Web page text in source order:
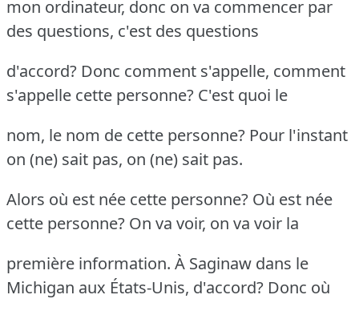
mon ordinateur, donc on va commencer par
des questions, c'est des questions
d'accord? Donc comment s'appelle, comment
s'appelle cette personne? C'est quoi le
nom, le nom de cette personne? Pour l'instant
on (ne) sait pas, on (ne) sait pas.
Alors où est née cette personne? Où est née
cette personne? On va voir, on va voir la
première information. À Saginaw dans le
Michigan aux États-Unis, d'accord? Donc où